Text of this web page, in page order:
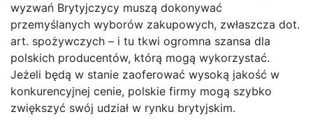
wyzwań Brytyjczycy muszą dokonywać
przemyślanych wyborów zakupowych, zwłaszcza dot.
art. spożywczych – i tu tkwi ogromna szansa dla
polskich producentów, którą mogą wykorzystać.
Jeżeli będą w stanie zaoferować wysoką jakość w
konkurencyjnej cenie, polskie firmy mogą szybko
zwiększyć swój udział w rynku brytyjskim.